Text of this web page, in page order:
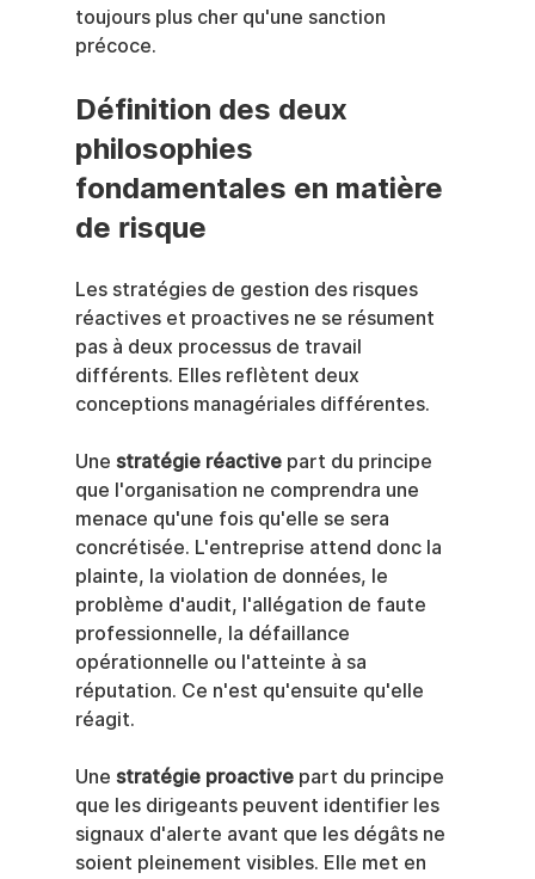
toujours plus cher qu'une sanction
précoce.
Définition des deux
philosophies
fondamentales en matière
de risque
Les stratégies de gestion des risques
réactives et proactives ne se résument
pas à deux processus de travail
différents. Elles reflètent deux
conceptions managériales différentes.
Une stratégie réactive part du principe
que l'organisation ne comprendra une
menace qu'une fois qu'elle se sera
concrétisée. L'entreprise attend donc la
plainte, la violation de données, le
problème d'audit, l'allégation de faute
professionnelle, la défaillance
opérationnelle ou l'atteinte à sa
réputation. Ce n'est qu'ensuite qu'elle
réagit.
Une stratégie proactive part du principe
que les dirigeants peuvent identifier les
signaux d'alerte avant que les dégâts ne
soient pleinement visibles. Elle met en